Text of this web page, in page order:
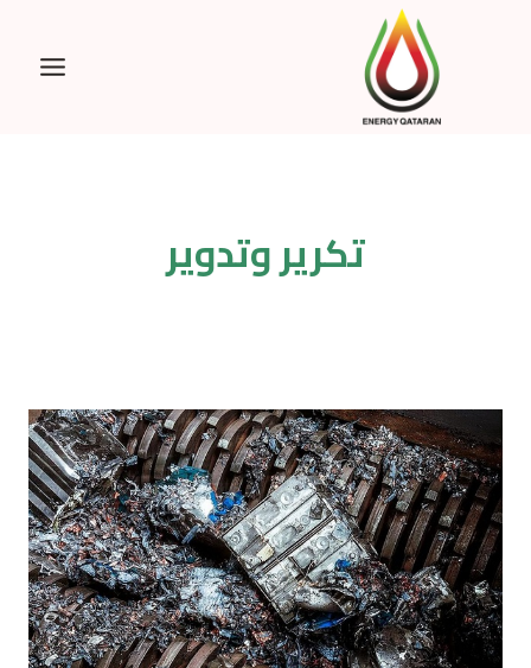
تكرير وتدوير